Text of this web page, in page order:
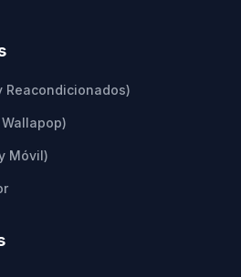
Reacondicionados)
Móvil)